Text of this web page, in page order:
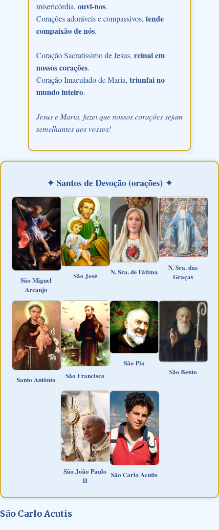
misericórdia, ouvi-nos.
Corações adoráveis e compassivos, tende
compaixão de nós.
Coração Sacratíssimo de Jesus, reinai em
nossos corações.
Coração Imaculado de Maria, triunfai no
mundo inteiro.
Jesus e Maria, fazei que nossos corações sejam
semelhantes aos vossos!
✦ Santos de Devoção (orações) ✦
São Miguel
Arcanjo
São José N. Sra. de Fátima
N. Sra. das
Graças
Santo Antônio São Francisco
São Pio
São Bento
São João Paulo
II
São Carlo Acutis
São Carlo Acutis